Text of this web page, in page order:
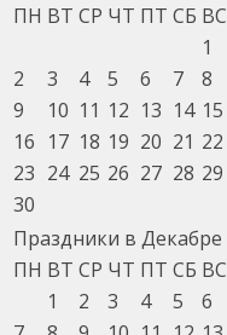
ПН ВТ СР ЧТ ПТ СБ ВС
1
2
3 4 5 6 7
8
9
10 11 12 13 14 15
16 17 18 19 20 21 22
23 24 25 26 27 28 29
30
Праздники в Декабре
ПН ВТ СР ЧТ ПТ СБ ВС
1
2 3 4 5
6